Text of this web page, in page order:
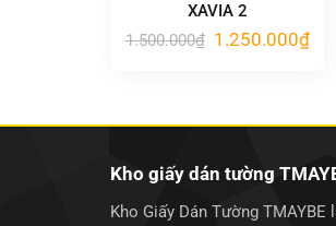
XAVIA 2
1.500.000₫ Giá
1.250.000₫Giá
Kho giấy dán tường
Kho Giấy Dán Tường TMAYBE